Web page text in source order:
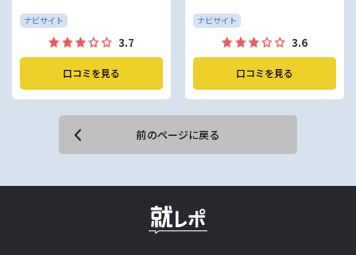
ナビサイト
3.7
口コミを見る
ナビサイト
3.6
口コミを見る
前のページに戻る